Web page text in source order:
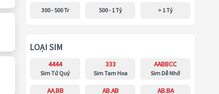
300 - 500 Tr 500 - 1 Tỷ > 1 Tỷ
LOẠI SIM
4444
Sim Tứ Quý
333
Sim Tam Hoa
AABBCC
Sim Dễ Nhớ
AA.BB AB.AB AB.BA